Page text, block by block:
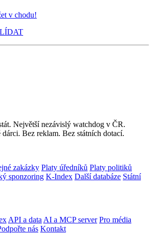
v chodu!
Největší nezávislý watchdog v ČR.
Bez reklam. Bez státních dotací.
zakázky Platy úředníků Platy politiků
sponzoring K-Index Další databáze Státní
API a data AI a MCP server Pro média
nás Kontakt